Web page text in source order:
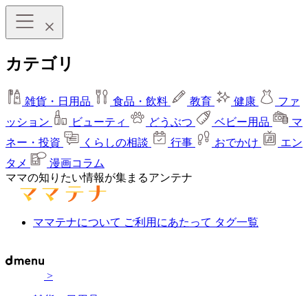
カテゴリ
雑貨・日用品 食品・飲料 教育 健康
ファ
ッション
ビューティ どうぶつ ベビー用品
マ
ネー・投資
くらしの相談 行事 おでかけ
エン
タメ
漫画コラム
ママの知りたい情報が集まるアンテナ
ママテナについて ご利用にあたって タグ一覧
>